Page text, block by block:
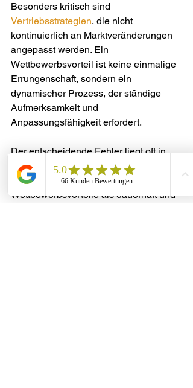
Besonders kritisch sind
Vertriebsstrategien, die nicht
kontinuierlich an Marktveränderungen
angepasst werden. Ein
Wettbewerbsvorteil ist keine einmalige
Errungenschaft, sondern ein
dynamischer Prozess, der ständige
Aufmerksamkeit und
Anpassungsfähigkeit erfordert.
Der entscheidende Fehler liegt oft in
der Selbstüberschätzung.
Unternehmen neigen dazu, ihre
Wettbewerbsvorteile als dauerhaft und